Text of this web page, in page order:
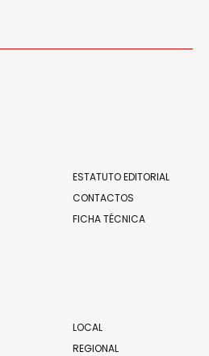
ESTATUTO EDITORIAL
CONTACTOS
FICHA TÉCNICA
LOCAL
REGIONAL